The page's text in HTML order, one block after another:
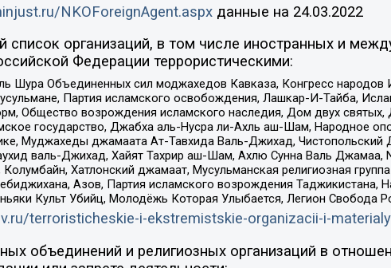
NKOForeignAgent.aspxданные на 24.03.2022
организаций, в том числе иностранных и
Федерации террористическими:
Шура Объединенных сил моджахедов Кавказа, Конгресс народов
Партия исламского освобождения, Лашкар-И-Тайба,
Общество возрождения исламского наследия, Дом двух
государство, Джабха аль-Нусра ли-Ахль аш-Шам, Народное
Муджахеды джамаата Ат-Тавхида Валь-Джихад, Чистопольский
валь-Джихад, Хайят Тахрир аш-Шам, Ахлю Сунна Валь Джамаа,
Хатлонский джамаат, Мусульманская религиозная
Азов, Партия исламского возрождения Таджикистана,
Культ Убийц, Молодёжь Которая Улыбается, Легион Свобода
terroristicheskie-i-ekstremistskie-organizacii-i-
объединений и религиозных организаций в